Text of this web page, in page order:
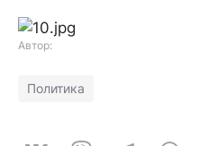
Автор:
Политика